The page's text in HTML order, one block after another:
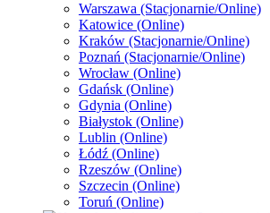
Warszawa (Stacjonarnie/Online)
Katowice (Online)
Kraków (Stacjonarnie/Online)
Poznań (Stacjonarnie/Online)
Wrocław (Online)
Gdańsk (Online)
Gdynia (Online)
Białystok (Online)
Lublin (Online)
Łódź (Online)
Rzeszów (Online)
Szczecin (Online)
Toruń (Online)